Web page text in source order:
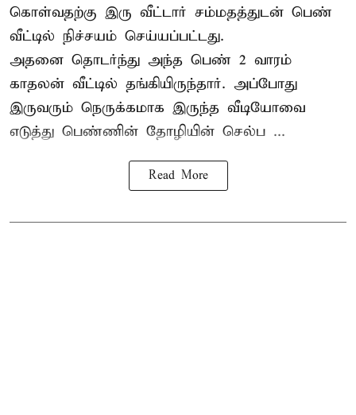
கொள்வதற்கு இரு வீட்டார் சம்மதத்துடன் பெண்
வீட்டில் நிச்சயம் செய்யப்பட்டது.
அதனை தொடர்ந்து அந்த பெண் 2 வாரம்
காதலன் வீட்டில் தங்கியிருந்தார். அப்போது
இருவரும் நெருக்கமாக இருந்த வீடியோவை
எடுத்து பெண்ணின் தோழியின் செல்ப ...
Read More